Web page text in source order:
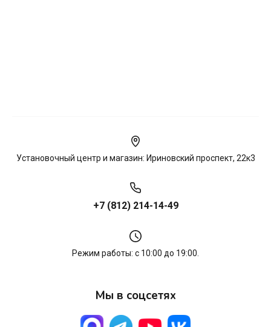
Установочный центр и магазин: Ириновский проспект, 22к3
+7 (812) 214-14-49
Режим работы: с 10:00 до 19:00.
Мы в соцсетях